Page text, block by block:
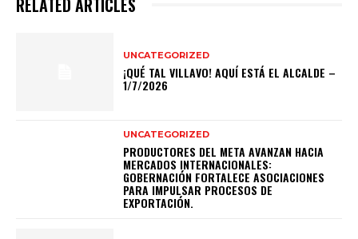
UNCATEGORIZED
¡QUÉ TAL VILLAVO! AQUÍ ESTÁ EL ALCALDE –
1/7/2026
UNCATEGORIZED
PRODUCTORES DEL META AVANZAN HACIA
MERCADOS INTERNACIONALES:
GOBERNACIÓN FORTALECE ASOCIACIONES
PARA IMPULSAR PROCESOS DE
EXPORTACIÓN.